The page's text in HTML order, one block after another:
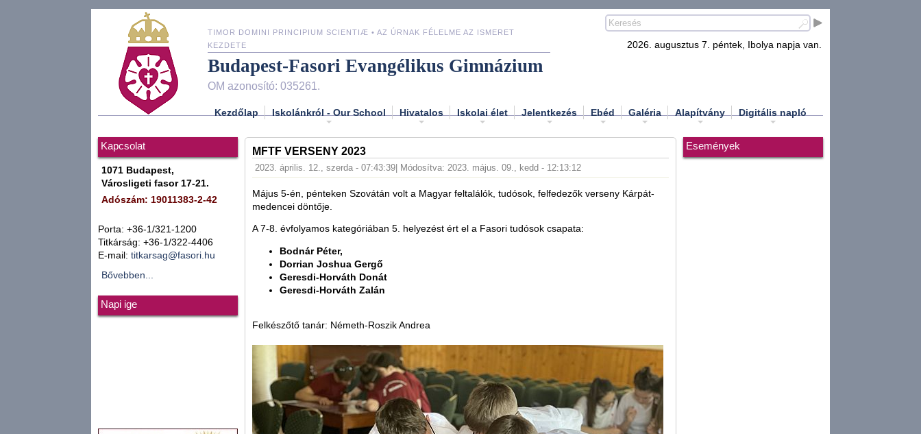
TIMOR DOMINI PRINCIPIUM SCIENTIÆ • AZ ÚRNAK FÉLELME AZ ISMERET
KEZDETE
Budapest-Fasori Evangélikus Gimnázium
OM azonosító: 035261.
2026. augusztus 7. péntek, Ibolya napja van.
Kezdőlap Iskolánkról - Our School Hivatalos Iskolai élet Jelentkezés Ebéd Galéria Alapítvány Digitális napló
Kapcsolat
1071 Budapest,
Városligeti fasor 17-21.
Adószám: 19011383-2-42
Porta: +36-1/321-1200
Titkárság: +36-1/322-4406
E-mail: titkarsag@fasori.hu
Bővebben...
Napi ige
MFTF VERSENY 2023
2023. április. 12., szerda - 07:43:39 | Módosítva: 2023. május. 09., kedd - 12:13:12
Május 5-én, pénteken Szovátán volt a Magyar feltalálók, tudósok, felfedezők verseny Kárpát-
medencei döntője.
A 7-8. évfolyamos kategóriában 5. helyezést ért el a Fasori tudósok csapata:
Bodnár Péter,
Dorrian Joshua Gergő
Geresdi-Horváth Donát
Geresdi-Horváth Zalán
Felkészőtő tanár: Németh-Roszik Andrea
Események